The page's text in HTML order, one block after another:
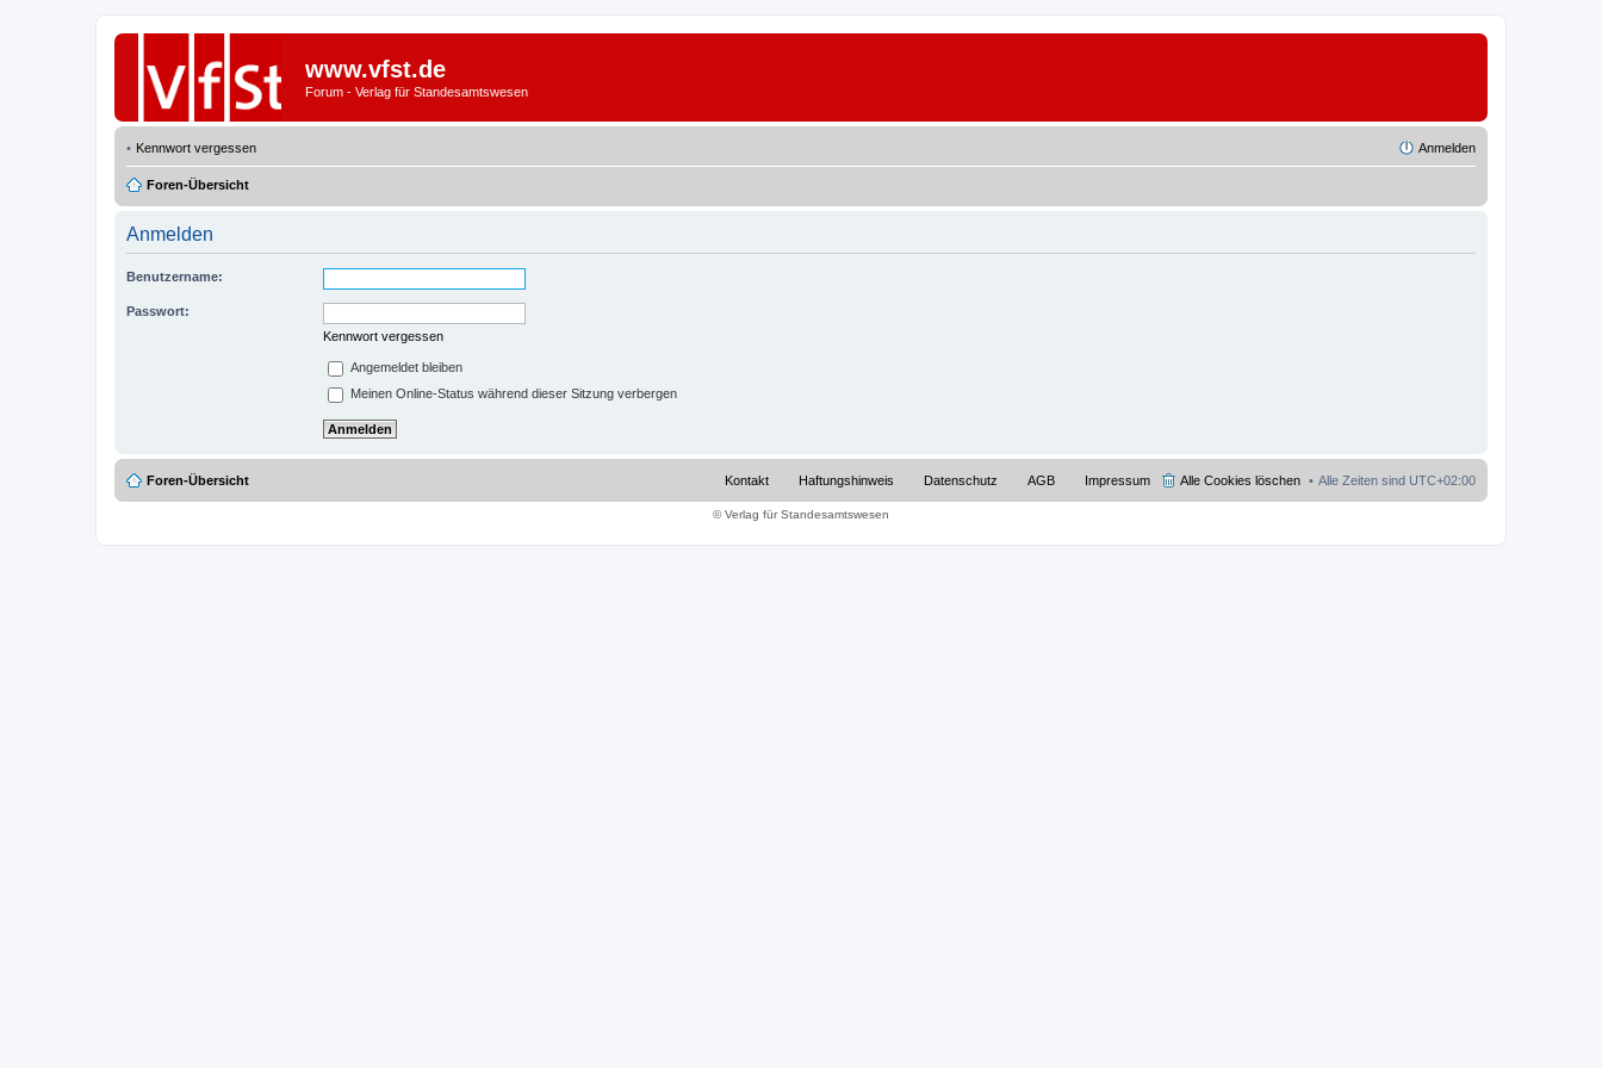
www.vfst.de
Forum - Verlag für Standesamtswesen
Kennwort vergessen Anmelden
Foren-Übersicht
Anmelden
Benutzername:
Passwort:
Kennwort vergessen
Angemeldet bleiben
Meinen Online-Status während dieser Sitzung verbergen
Foren-Übersicht Alle Zeiten sind UTC+02:00
Alle Cookies löschen
Impressum
AGB
Datenschutz
Haftungshinweis
Kontakt
© Verlag für Standesamtswesen